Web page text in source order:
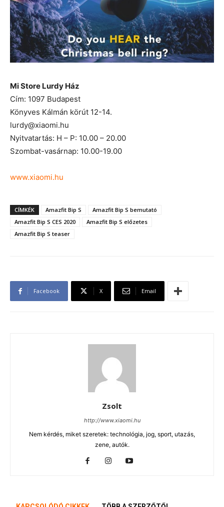
Mi Store Lurdy Ház
Cím: 1097 Budapest
Könyves Kálmán körút 12-14.
lurdy@xiaomi.hu
Nyitvatartás: H – P: 10.00 – 20.00
Szombat-vasárnap: 10.00-19.00
www.xiaomi.hu
CÍMKÉK Amazfit Bip S
Amazfit Bip S bemutató
Amazfit Bip S CES 2020
Amazfit Bip S előzetes
Amazfit Bip S teaser
Facebook X Email
Zsolt
http://www.xiaomi.hu
Nem kérdés, miket szeretek: technológia, jog, sport, utazás,
zene, autók.